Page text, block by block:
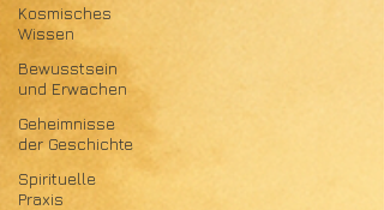
Kosmisches
Wissen
Bewusstsein
und Erwachen
Geheimnisse
der Geschichte
Spirituelle
Praxis